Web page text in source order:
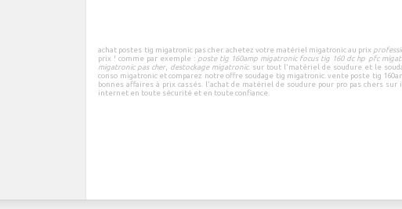
achat postes tig migatronic pas cher.achetez votre matériel migatronicau prix
prix ! comme par exemple : poste tig 160amp migatronic focus tig 160 dc hp pfc
migatronic pas cher, destockage migatronic. sur tout l'matériel de soudureet le
conso migatronicetcomparez notre offre soudage tig migatronic. vente poste tig
bonnes affaires à prix cassés. l'achat de matériel de soudure pour pro pas chers
internet en toute sécurité et en toute confiance.